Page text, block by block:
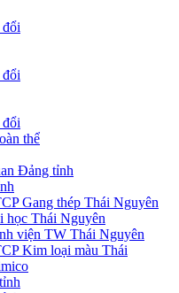
thể
Đảng tỉnh
Gang thép Thái Nguyên
học Thái Nguyên
viện TW Thái Nguyên
Kim loại màu Thái